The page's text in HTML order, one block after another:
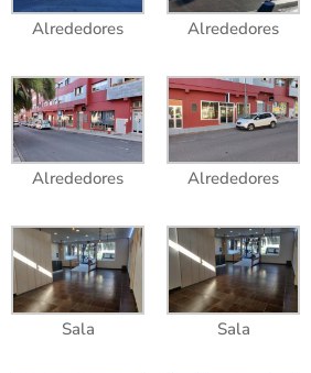
Alrededores Alrededores
Alrededores Alrededores
Sala Sala